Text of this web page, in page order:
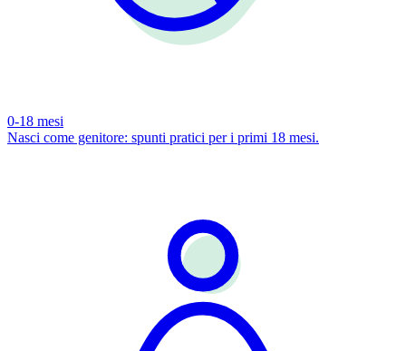
0-18 mesi
Nasci come genitore: spunti pratici per i primi 18 mesi.